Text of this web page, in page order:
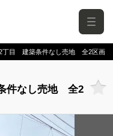
2丁目 建築条件なし売地 全2区画
件なし売地 全2